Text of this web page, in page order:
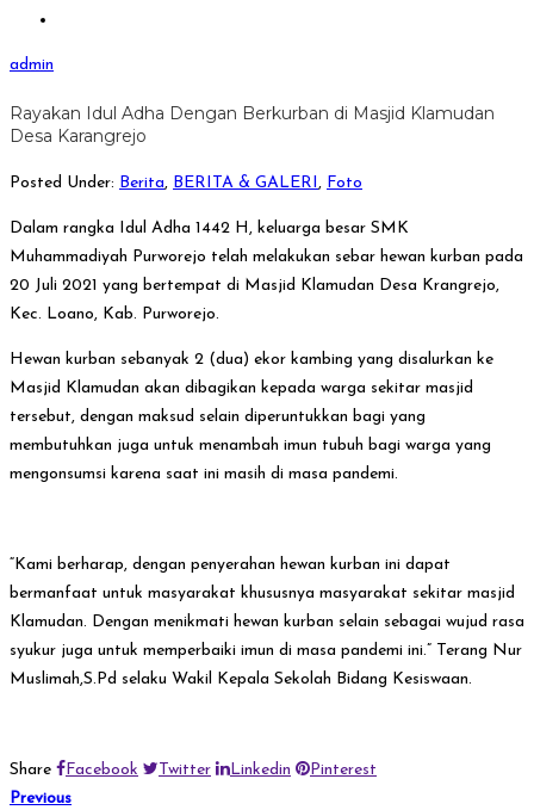
admin
Rayakan Idul Adha Dengan Berkurban di Masjid Klamudan
Desa Karangrejo
Posted Under: Berita, BERITA & GALERI, Foto
Dalam rangka Idul Adha 1442 H, keluarga besar SMK
Muhammadiyah Purworejo telah melakukan sebar hewan kurban pada
20 Juli 2021 yang bertempat di Masjid Klamudan Desa Krangrejo,
Kec. Loano, Kab. Purworejo.
Hewan kurban sebanyak 2 (dua) ekor kambing yang disalurkan ke
Masjid Klamudan akan dibagikan kepada warga sekitar masjid
tersebut, dengan maksud selain diperuntukkan bagi yang
membutuhkan juga untuk menambah imun tubuh bagi warga yang
mengonsumsi karena saat ini masih di masa pandemi.
“Kami berharap, dengan penyerahan hewan kurban ini dapat
bermanfaat untuk masyarakat khususnya masyarakat sekitar masjid
Klamudan. Dengan menikmati hewan kurban selain sebagai wujud rasa
syukur juga untuk memperbaiki imun di masa pandemi ini.” Terang Nur
Muslimah,S.Pd selaku Wakil Kepala Sekolah Bidang Kesiswaan.
Share Facebook Twitter Linkedin
Pinterest
Previous